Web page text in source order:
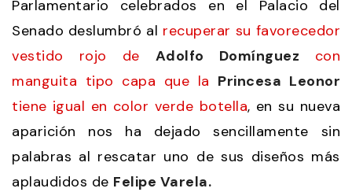
Parlamentario celebrados en el Palacio del
Senado deslumbró al recuperar su favorecedor
vestido rojo de Adolfo Domínguez con
manguita tipo capa que la Princesa Leonor
tiene igual en color verde botella, en su nueva
aparición nos ha dejado sencillamente sin
palabras al rescatar uno de sus diseños más
aplaudidos de Felipe Varela.